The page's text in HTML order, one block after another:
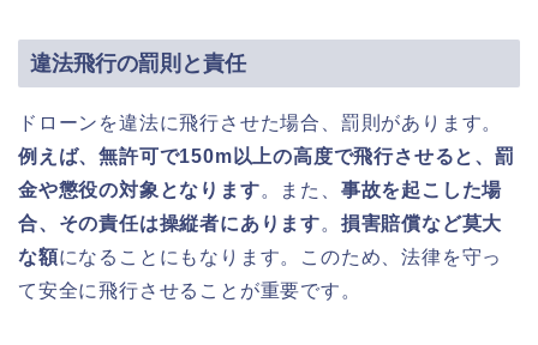
違法飛行の罰則と責任
ドローンを違法に飛行させた場合、罰則があります。
例えば、無許可で150m以上の高度で飛行させると、罰
金や懲役の対象となります。また、 事故を起こした場
合、その責任は操縦者にあります。 損害賠償など莫大
な額になることにもなります。このため、法律を守っ
て安全に飛行させることが重要です。